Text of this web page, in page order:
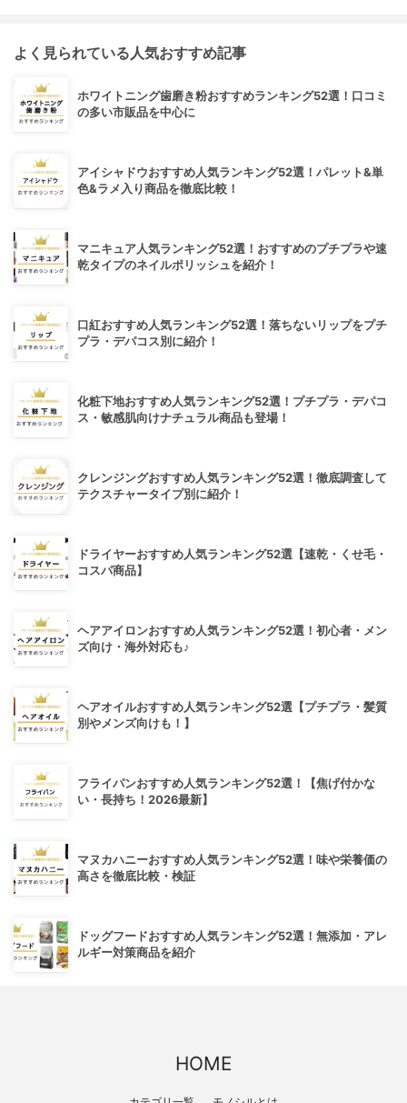
よく見られている人気おすすめ記事
ホワイトニング歯磨き粉おすすめランキング52選！口コミ
の多い市販品を中心に
アイシャドウおすすめ人気ランキング52選！パレット&単
色&ラメ入り商品を徹底比較！
マニキュア人気ランキング52選！おすすめのプチプラや速
乾タイプのネイルポリッシュを紹介！
口紅おすすめ人気ランキング52選！落ちないリップをプチ
プラ・デパコス別に紹介！
化粧下地おすすめ人気ランキング52選！プチプラ・デパコ
ス・敏感肌向けナチュラル商品も登場！
クレンジングおすすめ人気ランキング52選！徹底調査して
テクスチャータイプ別に紹介！
ドライヤーおすすめ人気ランキング52選【速乾・くせ毛・
コスパ商品】
ヘアアイロンおすすめ人気ランキング52選！初心者・メン
ズ向け・海外対応も♪
ヘアオイルおすすめ人気ランキング52選【プチプラ・髪質
別やメンズ向けも！】
フライパンおすすめ人気ランキング52選！【焦げ付かな
い・長持ち！2026最新】
マヌカハニーおすすめ人気ランキング52選！味や栄養価の
高さを徹底比較・検証
ドッグフードおすすめ人気ランキング52選！無添加・アレ
ルギー対策商品を紹介
HOME